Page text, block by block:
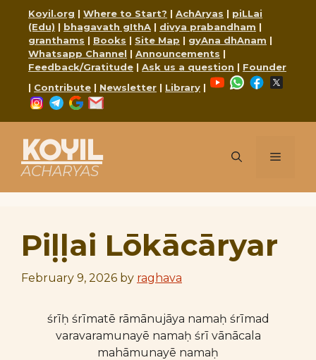
content
Koyil.org | Where to Start? | AchAryas | piLLai
(Edu) | bhagavath gIthA | divya prabandham |
granthams | Books | Site Map | gyAna dhAnam |
Whatsapp Channel | Announcements |
Feedback/Gratitude | Ask us a question | Founder
| Contribute | Newsletter | Library |
YouTubeWhatsApp
Facebook
Instagram
Telegram
Google
KOYIL
ACHARYAS
Menu
Piḷḷai Lōkācāryar
February 9, 2026 by raghava
śrīḥ śrīmatē rāmānujāya namaḥ śrīmad
varavaramunayē namaḥ śrī vānācala
mahāmunayē namaḥ